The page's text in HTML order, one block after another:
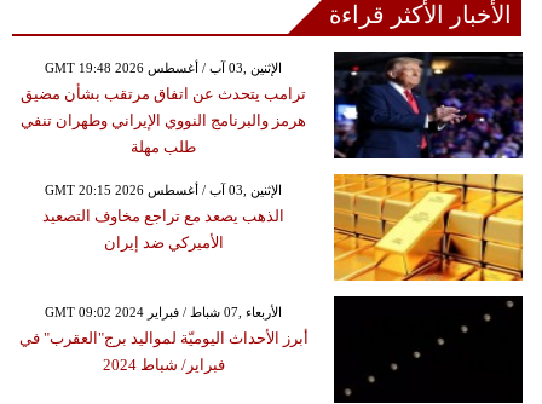
الأخبار الأكثر قراءة
GMT 19:48 2026 الإثنين ,03 آب / أغسطس
ترامب يتحدث عن اتفاق مرتقب بشأن مضيق
هرمز والبرنامج النووي الإيراني وطهران تنفي
طلب مهلة
GMT 20:15 2026 الإثنين ,03 آب / أغسطس
الذهب يصعد مع تراجع مخاوف التصعيد
الأميركي ضد إيران
GMT 09:02 2024 الأربعاء ,07 شباط / فبراير
أبرز الأحداث اليوميّة لمواليد برج"العقرب" في
فبراير/ شباط 2024